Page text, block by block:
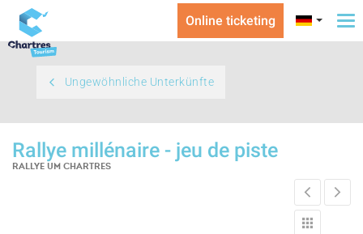
Online ticketing
Ungewöhnliche Unterkünfte
Rallye millénaire - jeu de piste
RALLYE UM CHARTRES